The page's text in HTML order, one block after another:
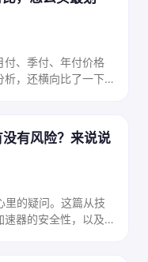
付、季付、年付价格
析，还横向比了一下
有风险？来说说
里的疑问。这篇从技
速器的安全性，以及